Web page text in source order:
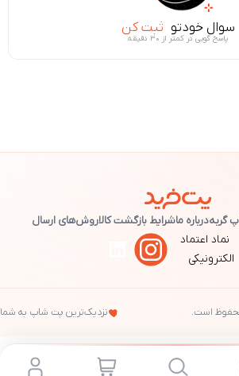
سوال خودتو ثبت کن
پاسخ گویی در کمتر از ۳۰ دقیقه
گربهدرباره ماشرایط بازگشت کالاروش‌های ارسال
است. نزدیک‌ترین پت شاپ به شما